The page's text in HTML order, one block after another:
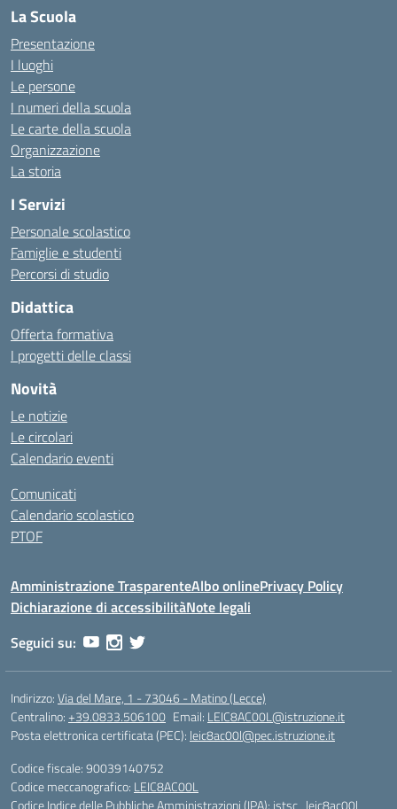
La Scuola
Presentazione
I luoghi
Le persone
I numeri della scuola
Le carte della scuola
Organizzazione
La storia
I Servizi
Personale scolastico
Famiglie e studenti
Percorsi di studio
Didattica
Offerta formativa
I progetti delle classi
Novità
Le notizie
Le circolari
Calendario eventi
Comunicati
Calendario scolastico
PTOF
Amministrazione TrasparenteAlbo onlinePrivacy Policy
Dichiarazione di accessibilitàNote legali
Seguici su:
Indirizzo:Via del Mare, 1 - 73046 - Matino (Lecce)
Centralino:+39.0833.506100 Email: LEIC8AC00L@istruzione.it
Posta elettronica certificata (PEC): leic8ac00l@pec.istruzione.it
Codice fiscale: 90039140752
Codice meccanografico: LEIC8AC00L
Codice Indice delle Pubbliche Amministrazioni (IPA): istsc_leic8ac00l